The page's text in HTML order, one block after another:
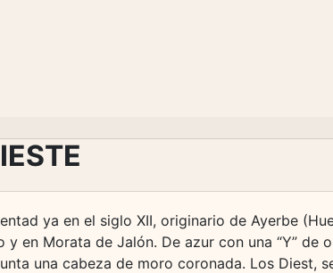
ya en el siglo XII, originario de Ayerbe
en Morata de Jalón. De azur con una “Y” de
una cabeza de moro coronada. Los Diest,